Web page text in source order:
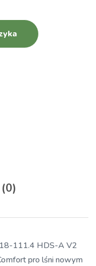
111.4 HDS-A V2
pro lśni nowym